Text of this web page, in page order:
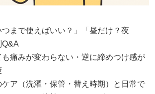
つまで使えばいい？」「昼だけ？夜
Q&A
も痛みが変わらない・逆に締めつけ感が
ケア（洗濯・保管・替え時期）と日常で